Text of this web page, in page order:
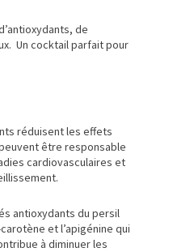
de
Un cocktail parfait pour
réduisent les effets
être responsable
cardiovasculaires et
antioxydants du persil
et l’apigénine qui
à diminuer les